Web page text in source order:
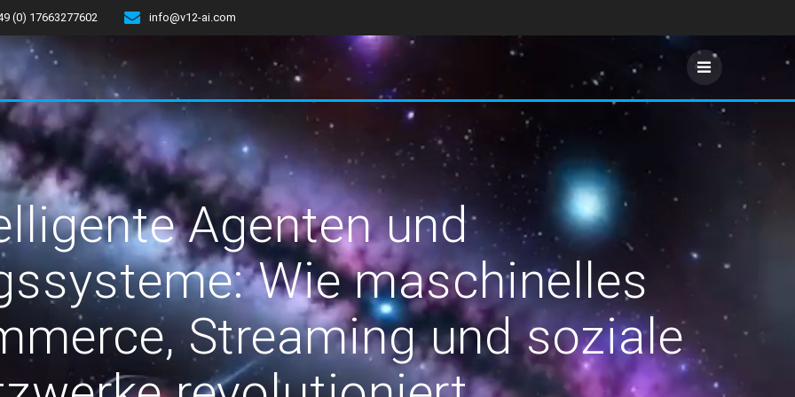
(0) 17663277602 info@v12-ai.com
Agenten und
Wie maschinelles
Streaming und soziale